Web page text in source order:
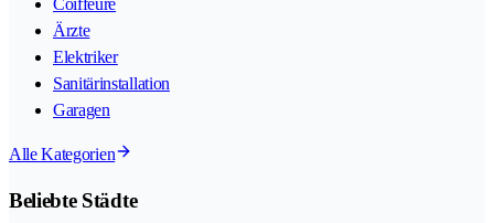
Ärzte
Elektriker
Sanitärinstallation
Garagen
Alle Kategorien
Beliebte Städte